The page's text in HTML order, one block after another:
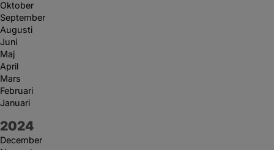
Oktober
September
Augusti
Juni
Maj
April
Mars
Februari
Januari
År:
2024
December